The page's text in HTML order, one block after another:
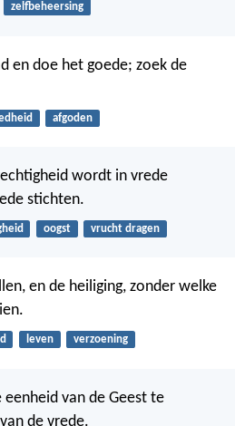
zelfbeheersing
en doe het goede; zoek de
afgoden
wordt in vrede
stichten.
oogst vrucht dragen
en de heiliging, zonder welke
leven verzoening
van de Geest te
de vrede.